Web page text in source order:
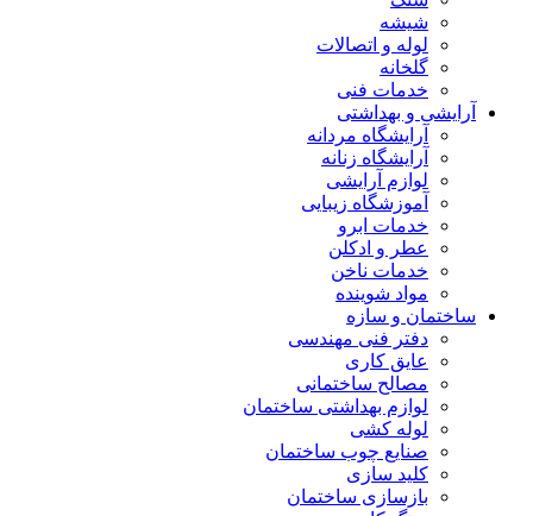
شیشه
لوله و اتصالات
گلخانه
خدمات فنی
آرایشی و بهداشتی
آرایشگاه مردانه
آرایشگاه زنانه
لوازم آرایشی
آموزشگاه زیبایی
خدمات ابرو
عطر و ادکلن
خدمات ناخن
مواد شوینده
ساختمان و سازه
دفتر فنی مهندسی
عایق کاری
مصالح ساختمانی
لوازم بهداشتی ساختمان
لوله کشی
صنایع چوب ساختمان
کلید سازی
بازسازی ساختمان